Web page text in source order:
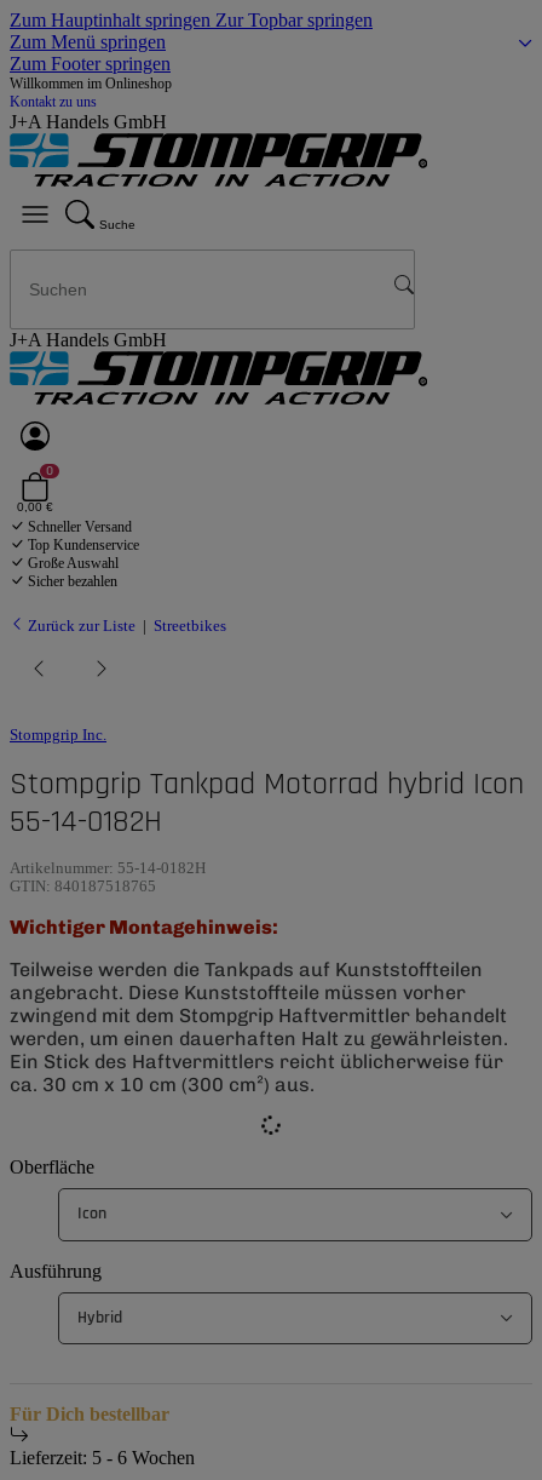
Zum Hauptinhalt springen Zur Topbar springen
Zum Menü springen
Zum Footer springen
Willkommen im Onlineshop
Kontakt zu uns
J+A Handels GmbH
Suche
J+A Handels GmbH
0
0,00 €
Schneller Versand
Top Kundenservice
Große Auswahl
Sicher bezahlen
Zurück zur Liste Streetbikes
Stompgrip Inc.
Stompgrip Tankpad Motorrad hybrid Icon
55-14-0182H
Artikelnummer: 55-14-0182H
GTIN: 840187518765
Wichtiger Montagehinweis:
Teilweise werden die Tankpads auf Kunststoffteilen
angebracht. Diese Kunststoffteile müssen vorher
zwingend mit dem Stompgrip Haftvermittler behandelt
werden, um einen dauerhaften Halt zu gewährleisten.
Ein Stick des Haftvermittlers reicht üblicherweise für
ca. 30 cm x 10 cm (300 cm²) aus.
Oberfläche
Icon
Ausführung
Hybrid
Für Dich bestellbar
Lieferzeit: 5 - 6 Wochen